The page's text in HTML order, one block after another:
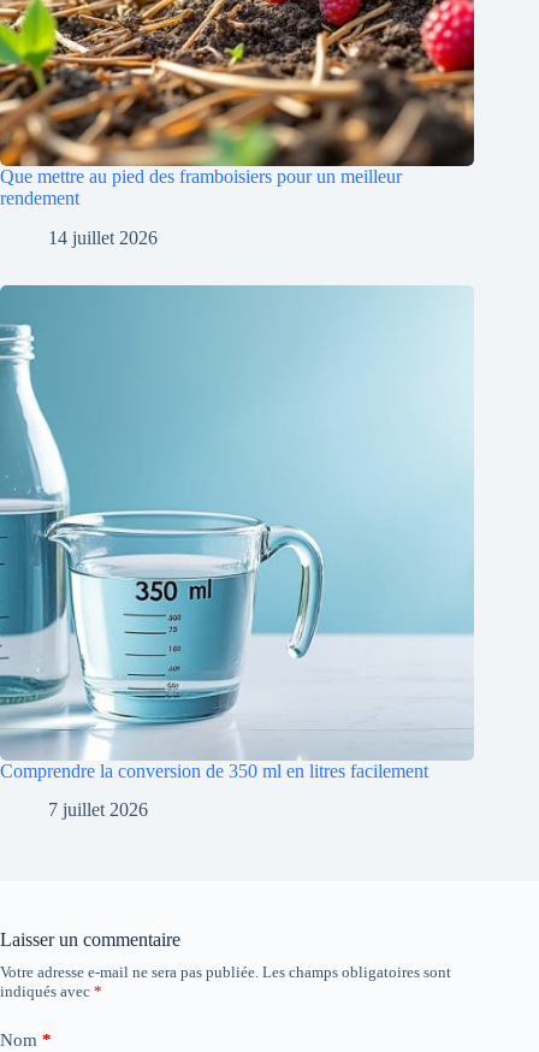
Que mettre au pied des framboisiers pour un meilleur
rendement
14 juillet 2026
Comprendre la conversion de 350 ml en litres facilement
7 juillet 2026
Laisser un commentaire
Votre adresse e-mail ne sera pas publiée. Les champs obligatoires sont
indiqués avec *
Nom *